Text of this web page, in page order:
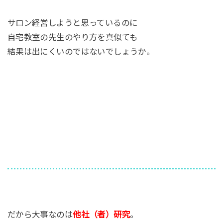
サロン経営しようと思っているのに
自宅教室の先生のやり方を真似ても
結果は出にくいのではないでしょうか。
だから大事なのは他社（者）研究。